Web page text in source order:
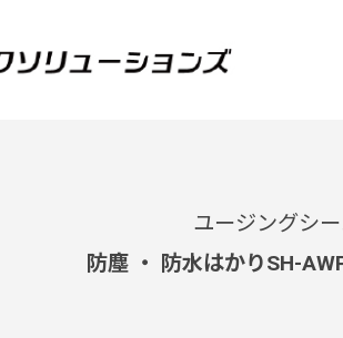
ユージングシ
防塵 ・ 防水はかりSH-